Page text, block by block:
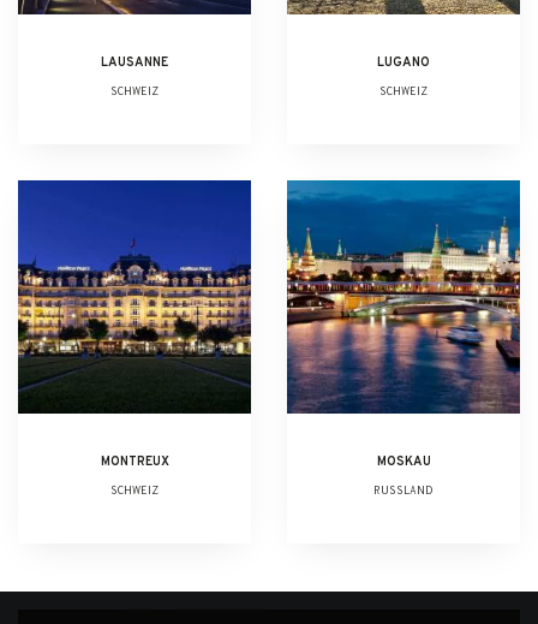
LAUSANNE
SCHWEIZ
LUGANO
SCHWEIZ
MONTREUX
SCHWEIZ
MOSKAU
RUSSLAND